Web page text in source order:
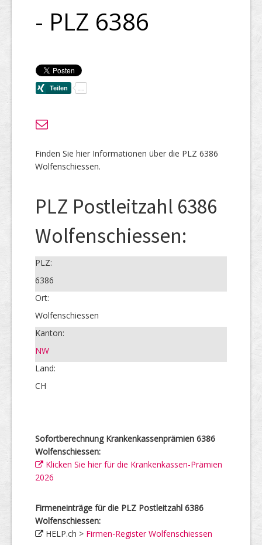
- PLZ 6386
Finden Sie hier Informationen über die PLZ 6386
Wolfenschiessen.
PLZ Postleitzahl 6386
Wolfenschiessen:
PLZ:
6386
Ort:
Wolfenschiessen
Kanton:
NW
Land:
CH
Sofortberechnung Krankenkassenprämien 6386
Wolfenschiessen:
Klicken Sie hier für die Krankenkassen-Prämien
2026
Firmeneinträge für die PLZ Postleitzahl 6386
Wolfenschiessen:
HELP.ch > Firmen-Register Wolfenschiessen